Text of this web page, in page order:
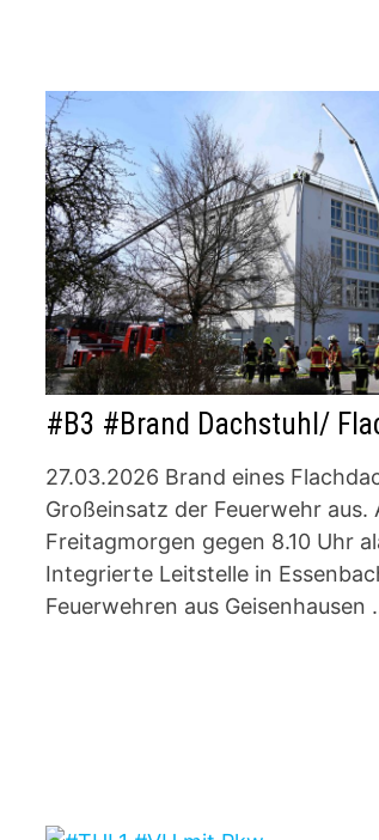
#B3 #Brand Dachstuhl/
27.03.2026 Brand eines
Großeinsatz der Feuerwehr aus.
Freitagmorgen gegen 8.10 Uhr
Integrierte Leitstelle in
Feuerwehren aus Geisenhausen